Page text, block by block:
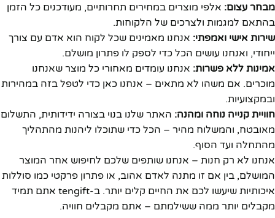
מבחר עצום: אלפי מוצרים במחירים תחרותיים, מעודכנים כל הזמן
בהתאם למגמות ולצרכים של הלקוחות.
שירות אישי ואמפתי: אנחנו מאמינים שכל לקוח הוא אדם עם צורך
ייחודי, ואנחנו עושים הכל כדי לספק לו פתרון מושלם.
אמינות ללא פשרות: אנחנו עומדים מאחורי כל מוצר שאנחנו
מוכרים. אם משהו לא מתאים – אנחנו כאן כדי לטפל בזה במהירות
ובמקצועיות.
חוויית קנייה נוחה ומהנה: האתר שלנו בנוי בצורה ידידותית, התשלום
מאובטח, והמשלוח מהיר – הכל כדי שתוכלו ליהנות מהתהליך
מהתחלה ועד הסוף.
אנחנו לא רק חנות – אנחנו שותפים שלכם לחיפוש אחר המוצר
המושלם, בין אם זו מתנה לאדם אהוב, או פתרון פרקטי כמו סוללות
איכותיות שיעשו לכם את החיים קלים יותר. ב-tengift אתם תמיד
מקבלים יותר ממה ששילמתם – אתם מקבלים חוויה.